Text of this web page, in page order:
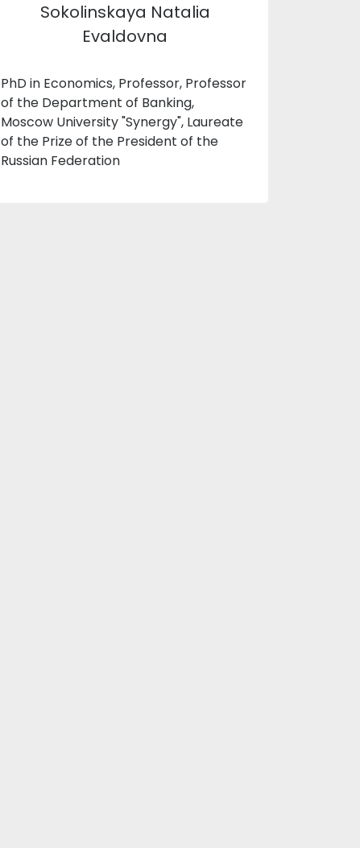
Sokolinskaya Natalia
Evaldovna
PhD in Economics, Professor, Professor
of the Department of Banking,
Moscow University "Synergy", Laureate
of the Prize of the President of the
Russian Federation